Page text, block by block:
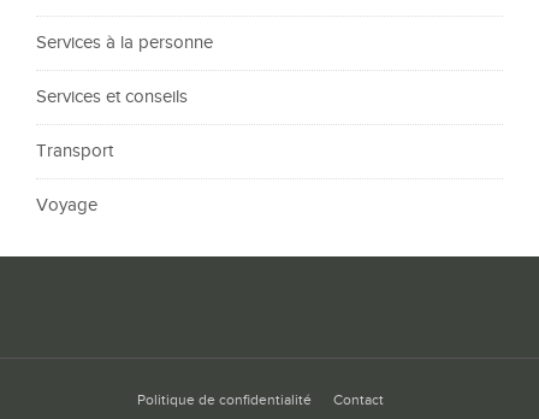
Services à la personne
Services et conseils
Transport
Voyage
Politique de confidentialité Contact